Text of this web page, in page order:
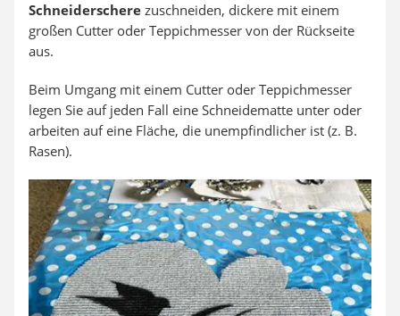
Schneiderschere zuschneiden, dickere mit einem
großen Cutter oder Teppichmesser von der Rückseite
aus.
Beim Umgang mit einem Cutter oder Teppichmesser
legen Sie auf jeden Fall eine Schneidematte unter oder
arbeiten auf eine Fläche, die unempfindlicher ist (z. B.
Rasen).